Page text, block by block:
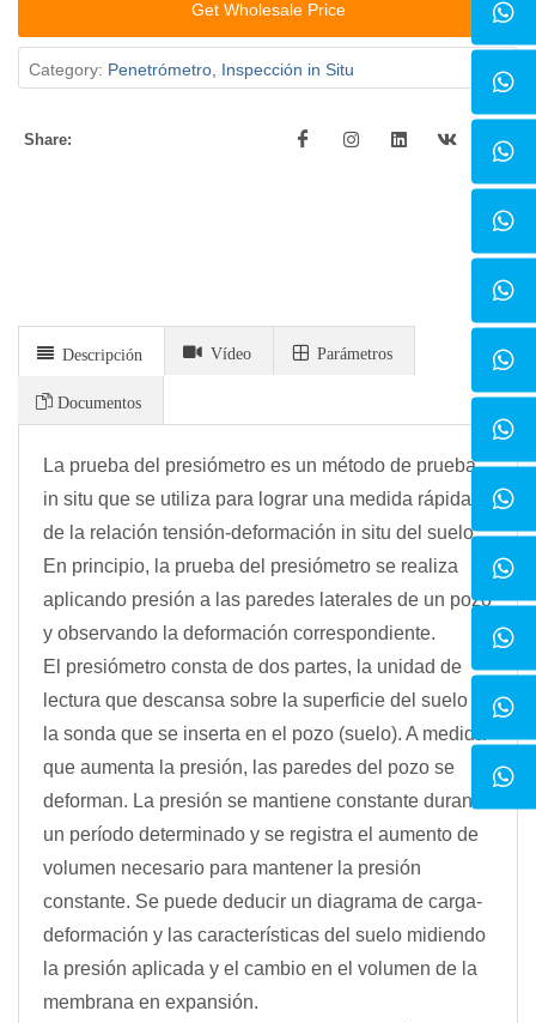
Get Wholesale Price
Category: Penetrómetro, Inspección in Situ
Share:
Descripción Vídeo Parámetros
Documentos
La prueba del presiómetro es un método de prueba
in situ que se utiliza para lograr una medida rápida
de la relación tensión-deformación in situ del suelo.
En principio, la prueba del presiómetro se realiza
aplicando presión a las paredes laterales de un pozo
y observando la deformación correspondiente.
El presiómetro consta de dos partes, la unidad de
lectura que descansa sobre la superficie del suelo y
la sonda que se inserta en el pozo (suelo). A medida
que aumenta la presión, las paredes del pozo se
deforman. La presión se mantiene constante durante
un período determinado y se registra el aumento de
volumen necesario para mantener la presión
constante. Se puede deducir un diagrama de carga-
deformación y las características del suelo midiendo
la presión aplicada y el cambio en el volumen de la
membrana en expansión.